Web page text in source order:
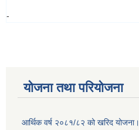
-
योजना तथा परियोजना
आर्थिक वर्ष २०८१/८२ को खरिद योजना।